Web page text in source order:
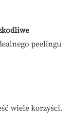
peelingu
wiele korzyści.